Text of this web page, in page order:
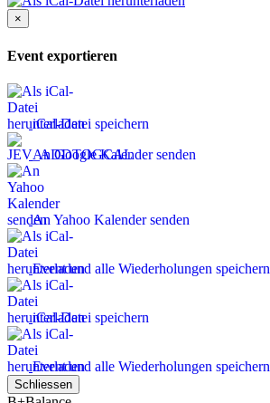
×
Event exportieren
iCal-Datei speichern
An Google Kalender senden
An Yahoo Kalender senden
Event und alle Wiederholungen speichern
iCal-Datei speichern
Event und alle Wiederholungen speichern
Schliessen